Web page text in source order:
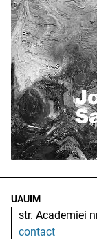
UAUIM
str. Academiei
contact